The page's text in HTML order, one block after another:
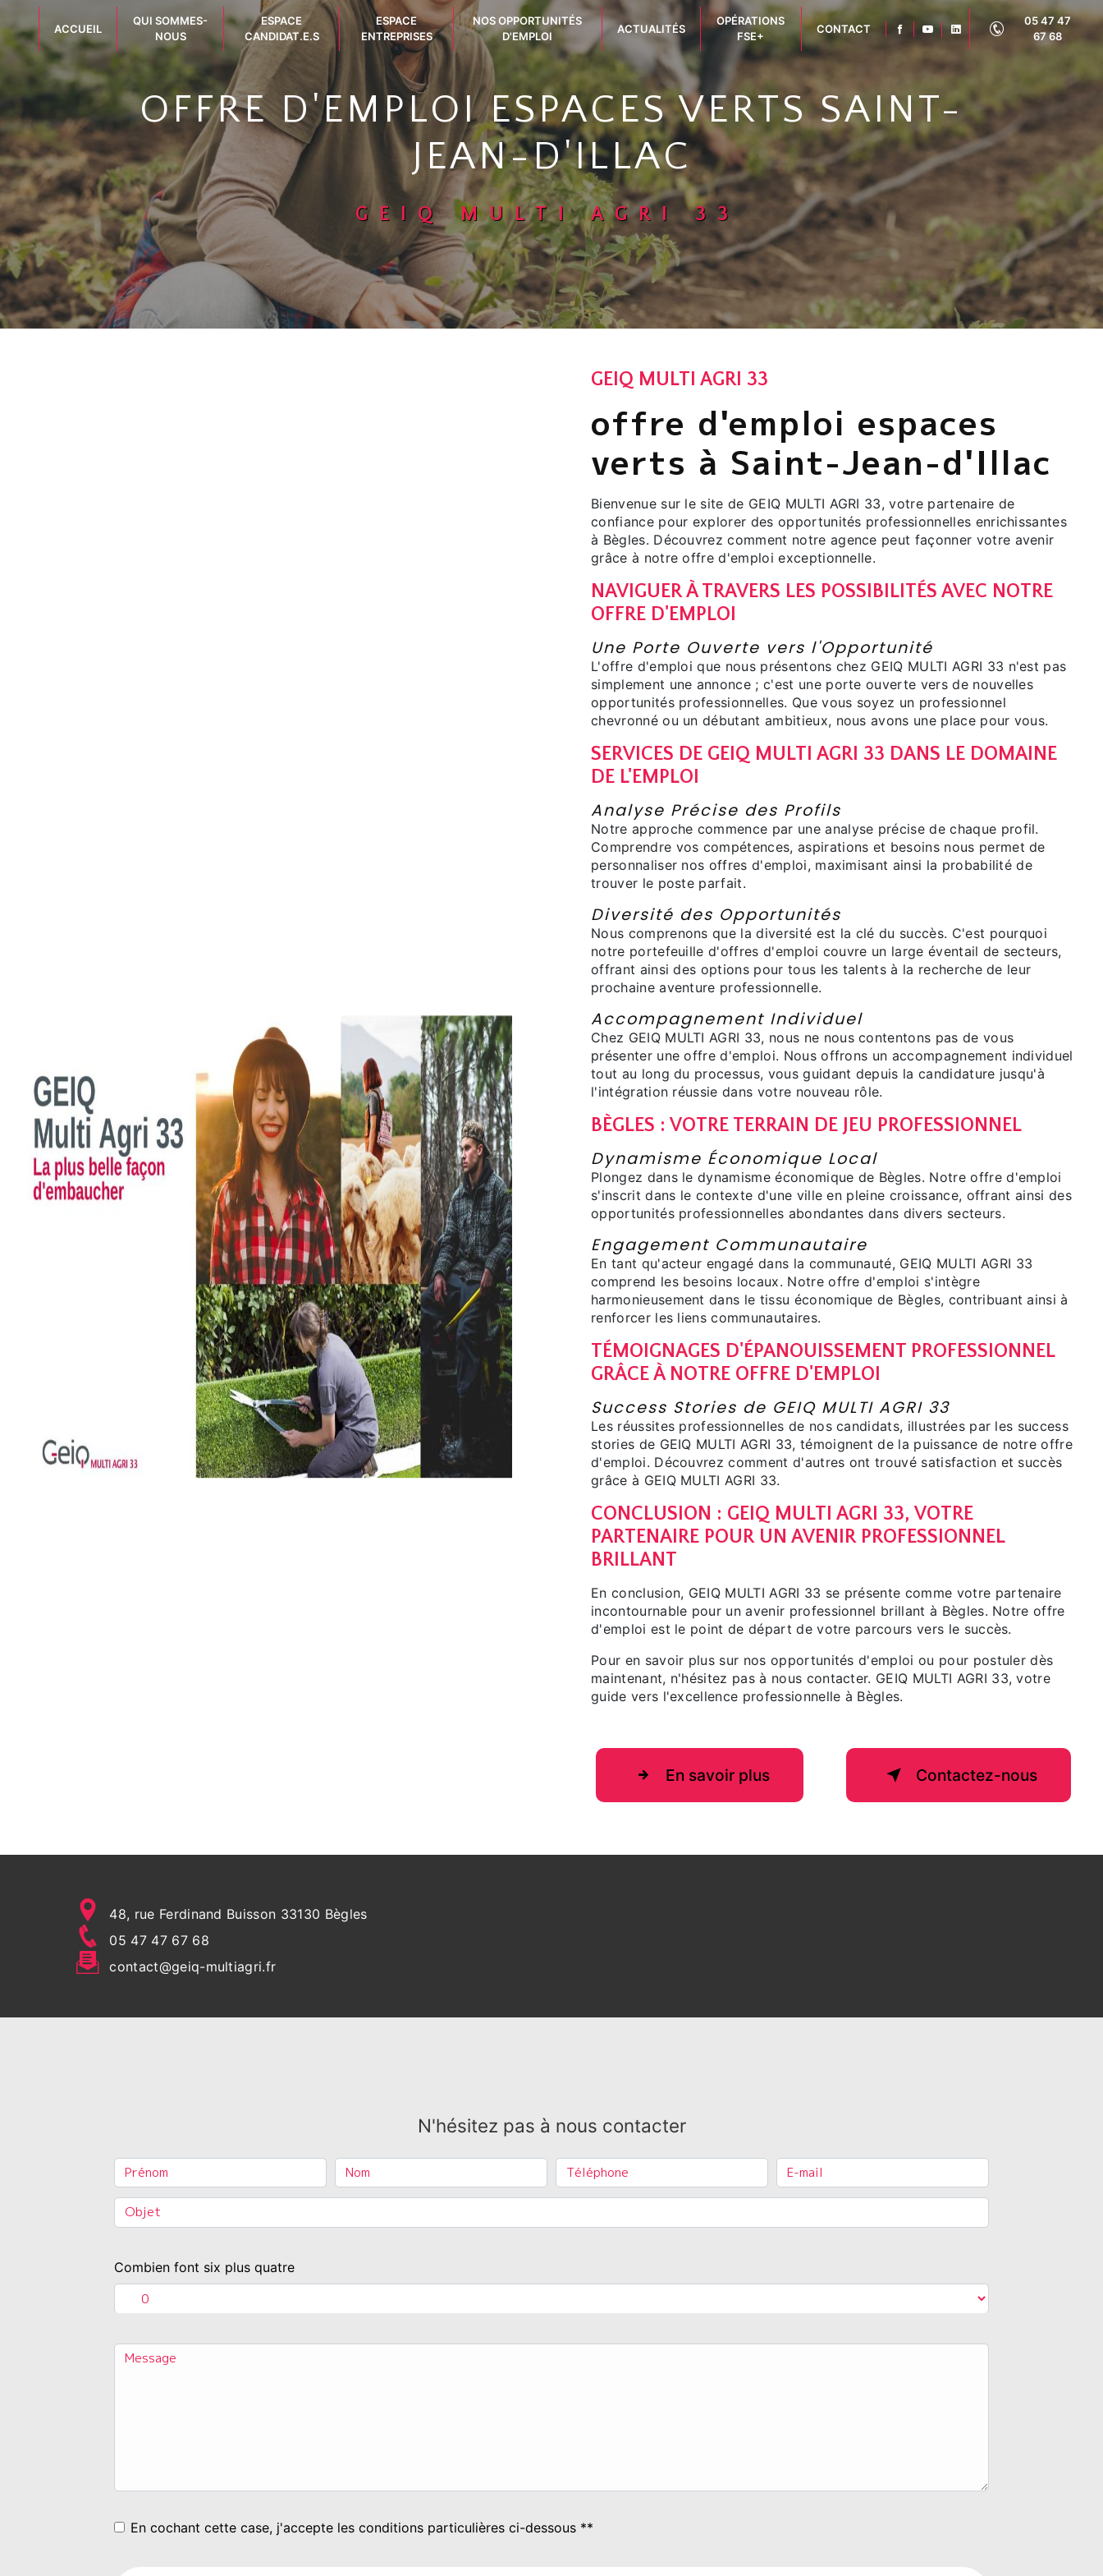
ACCUEIL
QUI SOMMES-
NOUS
ESPACE
CANDIDAT.E.S
ESPACE
ENTREPRISES
NOS OPPORTUNITÉS
D'EMPLOI
ACTUALITÉS
OPÉRATIONS
FSE+
CONTACT
05 47 47
67 68
OFFRE D'EMPLOI ESPACES VERTS SAINT-
JEAN-D'ILLAC
GEIQ MULTI AGRI 33
GEIQ MULTI AGRI 33
offre d'emploi espaces
verts à Saint-Jean-d'Illac
Bienvenue sur le site de GEIQ MULTI AGRI 33, votre partenaire de
confiance pour explorer des opportunités professionnelles enrichissantes
à Bègles. Découvrez comment notre agence peut façonner votre avenir
grâce à notre offre d'emploi exceptionnelle.
NAVIGUER À TRAVERS LES POSSIBILITÉS AVEC NOTRE
OFFRE D'EMPLOI
Une Porte Ouverte vers l'Opportunité
L'offre d'emploi que nous présentons chez GEIQ MULTI AGRI 33 n'est pas
simplement une annonce ; c'est une porte ouverte vers de nouvelles
opportunités professionnelles. Que vous soyez un professionnel
chevronné ou un débutant ambitieux, nous avons une place pour vous.
SERVICES DE GEIQ MULTI AGRI 33 DANS LE DOMAINE
DE L'EMPLOI
Analyse Précise des Profils
Notre approche commence par une analyse précise de chaque profil.
Comprendre vos compétences, aspirations et besoins nous permet de
personnaliser nos offres d'emploi, maximisant ainsi la probabilité de
trouver le poste parfait.
Diversité des Opportunités
Nous comprenons que la diversité est la clé du succès. C'est pourquoi
notre portefeuille d'offres d'emploi couvre un large éventail de secteurs,
offrant ainsi des options pour tous les talents à la recherche de leur
prochaine aventure professionnelle.
Accompagnement Individuel
Chez GEIQ MULTI AGRI 33, nous ne nous contentons pas de vous
présenter une offre d'emploi. Nous offrons un accompagnement individuel
tout au long du processus, vous guidant depuis la candidature jusqu'à
l'intégration réussie dans votre nouveau rôle.
BÈGLES : VOTRE TERRAIN DE JEU PROFESSIONNEL
Dynamisme Économique Local
Plongez dans le dynamisme économique de Bègles. Notre offre d'emploi
s'inscrit dans le contexte d'une ville en pleine croissance, offrant ainsi des
opportunités professionnelles abondantes dans divers secteurs.
Engagement Communautaire
En tant qu'acteur engagé dans la communauté, GEIQ MULTI AGRI 33
comprend les besoins locaux. Notre offre d'emploi s'intègre
harmonieusement dans le tissu économique de Bègles, contribuant ainsi à
renforcer les liens communautaires.
TÉMOIGNAGES D'ÉPANOUISSEMENT PROFESSIONNEL
GRÂCE À NOTRE OFFRE D'EMPLOI
Success Stories de GEIQ MULTI AGRI 33
Les réussites professionnelles de nos candidats, illustrées par les success
stories de GEIQ MULTI AGRI 33, témoignent de la puissance de notre offre
d'emploi. Découvrez comment d'autres ont trouvé satisfaction et succès
grâce à GEIQ MULTI AGRI 33.
CONCLUSION : GEIQ MULTI AGRI 33, VOTRE
PARTENAIRE POUR UN AVENIR PROFESSIONNEL
BRILLANT
En conclusion, GEIQ MULTI AGRI 33 se présente comme votre partenaire
incontournable pour un avenir professionnel brillant à Bègles. Notre offre
d'emploi est le point de départ de votre parcours vers le succès.
Pour en savoir plus sur nos opportunités d'emploi ou pour postuler dès
maintenant, n'hésitez pas à nous contacter. GEIQ MULTI AGRI 33, votre
guide vers l'excellence professionnelle à Bègles.
En savoir plus Contactez-nous
48, rue Ferdinand Buisson 33130 Bègles
05 47 47 67 68
contact@geiq-multiagri.fr
N'hésitez pas à nous contacter
Combien font six plus quatre
En cochant cette case, j'accepte les conditions particulières ci-dessous **
Panneau de gestion des cookies